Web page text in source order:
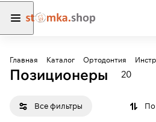
Главная Каталог Ортодонтия
Позиционеры 20
Все фильтры